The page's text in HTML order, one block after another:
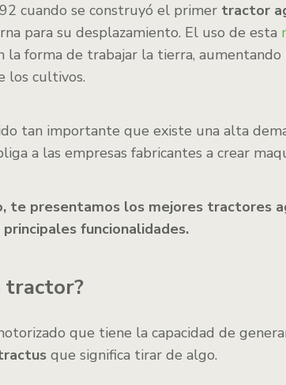
cuando se construyó el primer tractor
para su desplazamiento. El uso de esta
la forma de trabajar la tierra,
los cultivos.
tan importante que existe una alta
a las empresas fabricantes a crear
te presentamos los mejores tractores
principales funcionalidades.
tractor?
que tiene la capacidad de
que significa tirar de algo.